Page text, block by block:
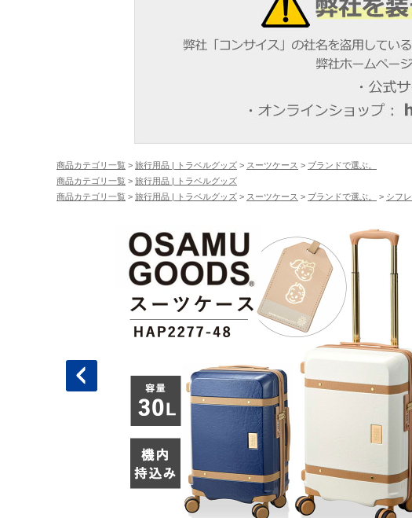
商品カテゴリ一覧 > 旅行用品 | トラベルグッズ > スーツケース > ブランドで選ぶ。
商品カテゴリ一覧 > 旅行用品 | トラベルグッズ
商品カテゴリ一覧 > 旅行用品 | トラベルグッズ > スーツケース > ブランドで選ぶ。 > シフ